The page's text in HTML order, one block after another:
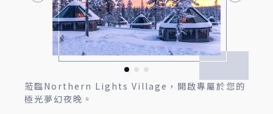
蒞臨Northern Lights Village，開啟專屬於您的
極光夢幻夜晚。